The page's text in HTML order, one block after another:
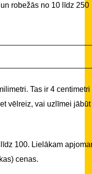
robežās no 10 līdz 250
Tas ir 4 centimetri
vēlreiz, vai uzlīmei jābūt
100. Lielākam
cenas.